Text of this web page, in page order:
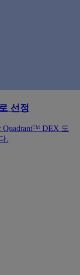
선정
Quadrant™ DEX 도
.